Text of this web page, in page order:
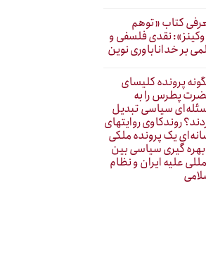
کتاب «توهم
نقدی فلسفی و
بر خداناباوری نوین
پرونده کلیسای
پطرس را به
سیاسی تبدیل
روندکاوی روایتهای
یک پرونده ملکی
بهره گیری سیاسی بین
علیه ایران و نظام